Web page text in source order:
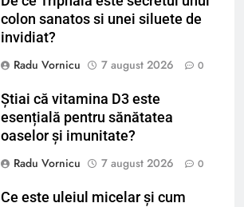
colon sanatos si unei siluete de
invidiat?
Radu Vornicu
7 august 2026 0
Știai că vitamina D3 este
esențială pentru sănătatea
oaselor și imunitate?
Radu Vornicu
7 august 2026 0
Ce este uleiul micelar și cum